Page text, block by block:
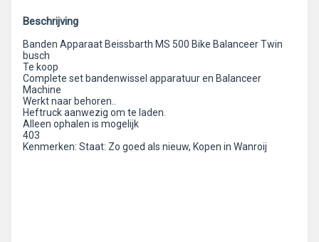
Beschrijving
Banden Apparaat Beissbarth MS 500 Bike Balanceer Twin
busch
Te koop
Complete set bandenwissel apparatuur en Balanceer
Machine
Werkt naar behoren..
Heftruck aanwezig om te laden.
Alleen ophalen is mogelijk
403
Kenmerken: Staat: Zo goed als nieuw, Kopen in Wanroij